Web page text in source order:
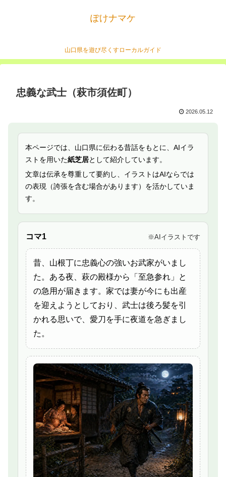
ぽけナマケ
山口県を遊び尽くすローカルガイド
忠義な武士（萩市須佐町）
2026.05.12
本ページでは、山口県に伝わる昔話をもとに、AIイラ
ストを用いた紙芝居として紹介しています。
文章は伝承を尊重して要約し、イラストはAIならでは
の表現（誇張を含む場合があります）を活かしていま
す。
コマ1 ※AIイラストです
昔、山根丁に忠義心の強いお武家がいまし
た。ある夜、萩の殿様から「至急参れ」と
の急用が届きます。家では妻が今にも出産
を迎えようとしており、武士は後ろ髪を引
かれる思いで、愛刀を手に夜道を急ぎまし
た。